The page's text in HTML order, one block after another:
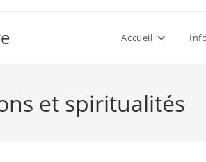
Accueil
et spiritualités